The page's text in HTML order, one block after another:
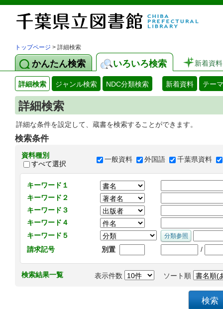
トップページ > 詳細検索
かんたん検索 いろいろ検索 新着資料
詳細検索 ジャンル検索 NDC分類検索 新着資料 テー
詳細検索
詳細な条件を設定して、蔵書を検索することができます。
検索条件
資料種別
すべて選択
一般資料 外国語 千葉県資料
キーワード１
キーワード２
キーワード３
キーワード４
キーワード５
請求記号
別置 /
検索結果一覧 表示件数 ソート順